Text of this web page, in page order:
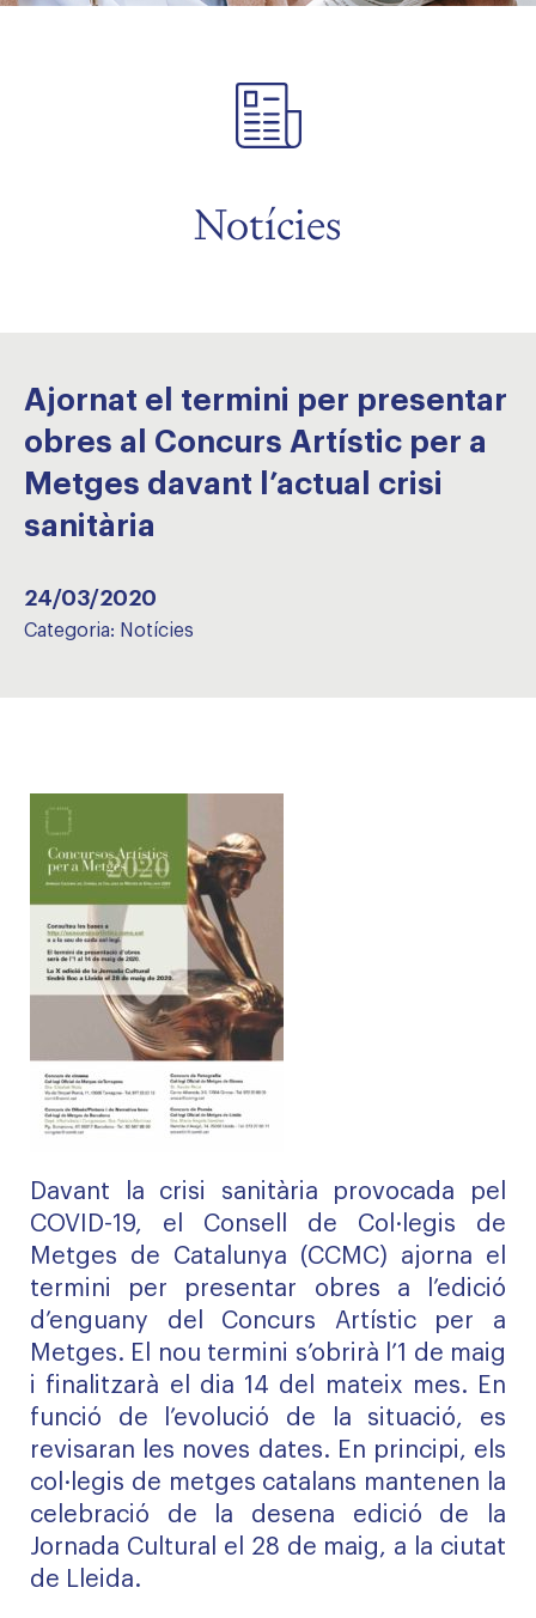
Notícies
Ajornat el termini per presentar
obres al Concurs Artístic per a
Metges davant l’actual crisi
sanitària
24/03/2020
Categoria: Notícies
Davant la crisi sanitària provocada pel
COVID-19, el Consell de Col·legis de
Metges de Catalunya (CCMC) ajorna el
termini per presentar obres a l’edició
d’enguany del Concurs Artístic per a
Metges. El nou termini s’obrirà l’1 de maig
i finalitzarà el dia 14 del mateix mes. En
funció de l’evolució de la situació, es
revisaran les noves dates. En principi, els
col·legis de metges catalans mantenen la
celebració de la desena edició de la
Jornada Cultural el 28 de maig, a la ciutat
de Lleida.